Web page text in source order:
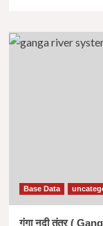
Base Data
गंगा नदी तंत्र (